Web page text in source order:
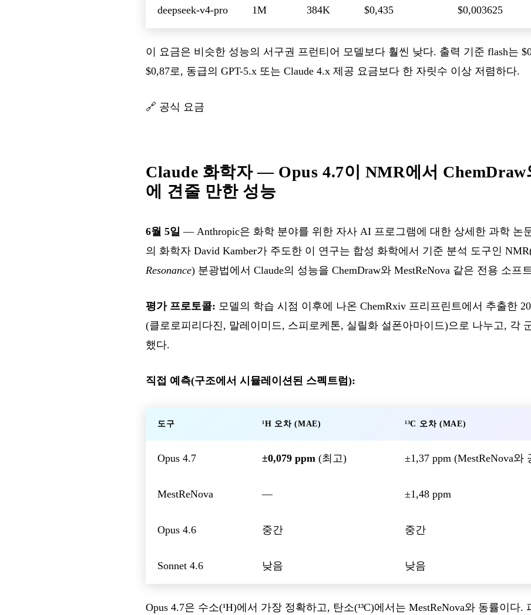
deepseek-v4-pro 1M 384K $0,435 $0,003625
이 요금은 비슷한 성능의 서구권 프런티어 모델보다 훨씬 낮다. 출력 기준 flash는
$0,87로, 동급의 GPT-5.x 또는 Claude 4.x 제공 요금보다 한 자릿수 이상 저렴하다.
🔗 공식 요금
Claude 화학자 — Opus 4.7이 NMR에서 ChemDraw
에 견줄 만한 성능
6월 5일 — Anthropic은 화학 분야를 위한 자사 AI 프로그램에 대한 상세한 과학 논
의 화학자 David Kamber가 주도한 이 연구는 합성 화학에서 기준 분석 도구인
Resonance) 분광법에서 Claude의 성능을 ChemDraw와 MestReNova 같은 전용 소프
평가 프로토콜: 모델의 학습 시점 이후에 나온 ChemRxiv 프리프린트에서 추출한
(클로로피리다진, 말레이미드, 스피로케톤, 실릴화 설폰아마이드)으로 나누고, 각
했다.
직접 예측(구조에서 시뮬레이션된 스펙트럼):
도구 ¹H 오차 (MAE) ¹³C 오차 (MAE)
Opus 4.7 ±0,079 ppm (최고) ±1,37 ppm (MestReNova와
MestReNova — ±1,48 ppm
Opus 4.6 중간 중간
Sonnet 4.6 낮음 낮음
Opus 4.7은 수소(¹H)에서 가장 정확하고, 탄소(¹³C)에서는 MestReNova와 동률이다.